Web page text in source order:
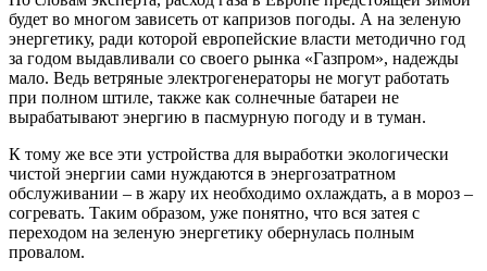
будет во многом зависеть от капризов погоды. А на зеленую
энергетику, ради которой европейские власти методично год
за годом выдавливали со своего рынка «Газпром», надежды
мало. Ведь ветряные электрогенераторы не могут работать
при полном штиле, также как солнечные батареи не
вырабатывают энергию в пасмурную погоду и в туман.
К тому же все эти устройства для выработки экологически
чистой энергии сами нуждаются в энергозатратном
обслуживании – в жару их необходимо охлаждать, а в мороз –
согревать. Таким образом, уже понятно, что вся затея с
переходом на зеленую энергетику обернулась полным
провалом.